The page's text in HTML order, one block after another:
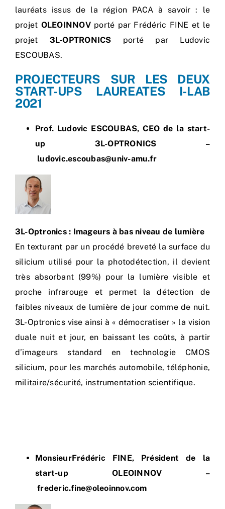
lauréats issus de la région PACA à savoir : le
projet OLEOINNOV porté par Frédéric FINE et le
projet 3L-OPTRONICS porté par Ludovic
ESCOUBAS.
PROJECTEURS SUR LES DEUX
START-UPS LAUREATES I-LAB
2021
Prof. Ludovic ESCOUBAS, CEO de la start-
up 3L-OPTRONICS –
ludovic.escoubas@univ-amu.fr
3L-Optronics : Imageurs à bas niveau de lumière
En texturant par un procédé breveté la surface du
silicium utilisé pour la photodétection, il devient
très absorbant (99%) pour la lumière visible et
proche infrarouge et permet la détection de
faibles niveaux de lumière de jour comme de nuit.
3L-Optronics vise ainsi à « démocratiser » la vision
duale nuit et jour, en baissant les coûts, à partir
d’imageurs standard en technologie CMOS
silicium, pour les marchés automobile, téléphonie,
militaire/sécurité, instrumentation scientifique.
MonsieurFrédéric FINE, Président de la
start-up OLEOINNOV –
frederic.fine@oleoinnov.com